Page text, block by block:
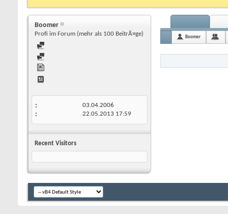
Boomer
Profi im Forum (mehr als 100 BeitrÃ¤ge)
03.04.2006
22.05.2013 17:59
Recent Visitors
Boomer